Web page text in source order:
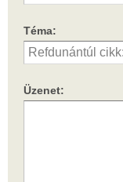
Téma:
Üzenet: